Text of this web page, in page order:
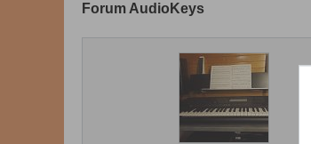
Forum AudioKeys